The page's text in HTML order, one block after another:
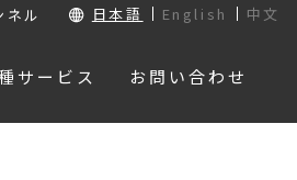
ネル 日本語 English 中文
サービス お問い合わせ